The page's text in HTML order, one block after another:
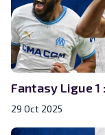
Fantasy Ligue 1
29 Oct 2025